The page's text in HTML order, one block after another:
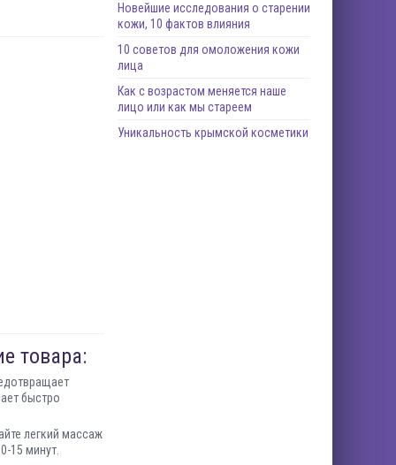
товара:
быстро
легкий массаж
15 минут.
Новейшие исследования о старении
кожи, 10 фактов влияния
10 советов для омоложения кожи
лица
Как с возрастом меняется наше
лицо или как мы стареем
Уникальность крымской косметики